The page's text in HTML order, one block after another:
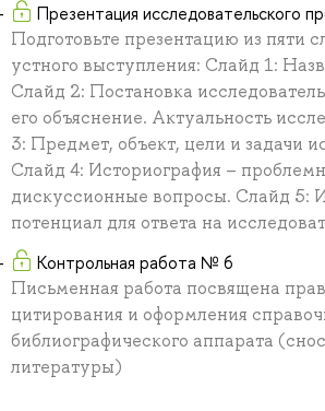
Презентация исследовательского
Подготовьте презентацию из пяти
устного выступления: Слайд 1:
Слайд 2: Постановка
его объяснение. Актуальность
3: Предмет, объект, цели и задачи
Слайд 4: Историография –
дискуссионные вопросы. Слайд 5:
потенциал для ответа на
Контрольная работа № 6
Письменная работа посвящена
цитирования и оформления
библиографического аппарата
литературы)